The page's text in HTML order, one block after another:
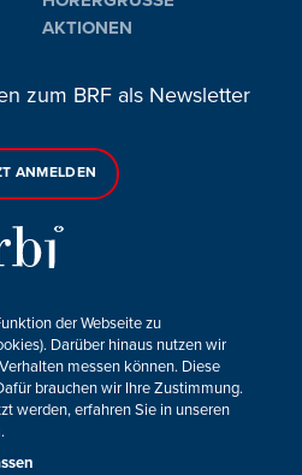
AKTIONEN
zum BRF als Newsletter
ANMELDEN
oder Anmerkungen?
SIE UNS!
anpassen
der Webseite zu
Darüber hinaus nutzen wir
messen können. Diese
brauchen wir Ihre Zustimmung.
werden, erfahren Sie in unseren
.